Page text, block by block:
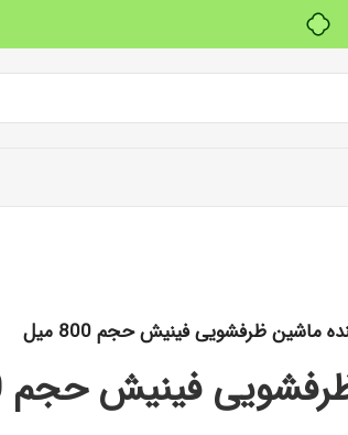
ماشین ظرفشویی فینیش حجم 800 میل
فینیش حجم 800 میل